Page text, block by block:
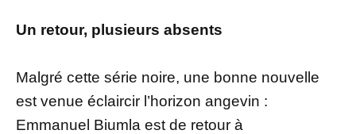
Un retour, plusieurs absents
Malgré cette série noire, une bonne nouvelle
est venue éclaircir l’horizon angevin :
Emmanuel Biumla est de retour à